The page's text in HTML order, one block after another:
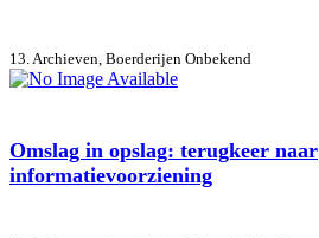
13. Archieven, Boerderijen Onbekend
Omslag in opslag: terugkeer naar
informatievoorziening